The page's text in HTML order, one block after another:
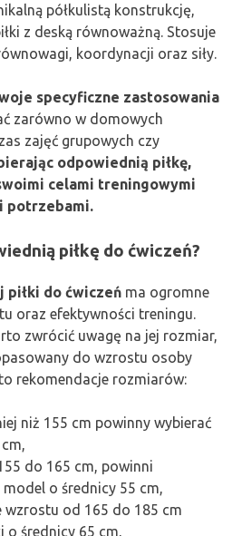
półkulistą konstrukcję,
z deską równoważną. Stosuje
koordynacji oraz siły.
specyficzne zastosowania
zarówno w domowych
zajęć grupowych czy
odpowiednią piłkę,
celami treningowymi
potrzebami.
piłkę do ćwiczeń?
piłki do ćwiczeń ma ogromne
oraz efektywności treningu.
zwrócić uwagę na jej rozmiar,
do wzrostu osoby
rekomendacje rozmiarów:
niż 155 cm powinny wybierać
do 165 cm, powinni
o średnicy 55 cm,
wzrostu od 165 do 185 cm
o średnicy 65 cm,